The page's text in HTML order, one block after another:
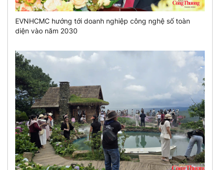
EVNHCMC hướng tới doanh nghiệp công nghệ số toàn
diện vào năm 2030